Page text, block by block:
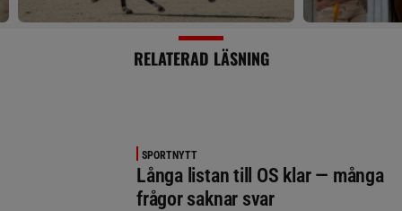
RELATERAD LÄSNING
SPORTNYTT
Långa listan till OS klar — många
frågor saknar svar